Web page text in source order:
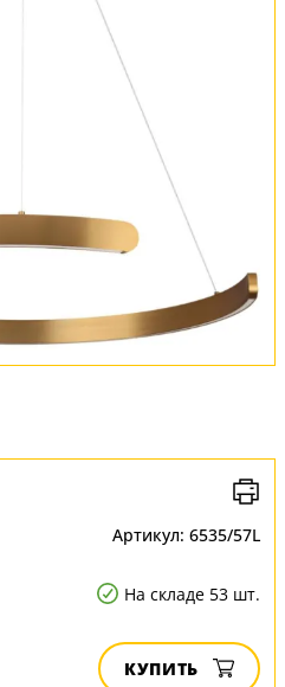
Артикул: 6535/57L
На складе 53 шт.
КУПИТЬ